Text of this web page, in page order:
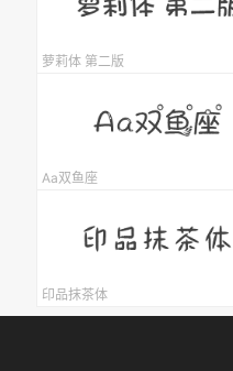
萝莉体 第二版
Aa双鱼座
印品抹茶体